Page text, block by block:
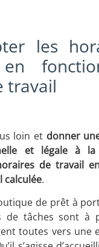
les
en
travail
loin et donner
et légale à
de travail
calculée.
de prêt à
de tâches sont à
toutes vers une